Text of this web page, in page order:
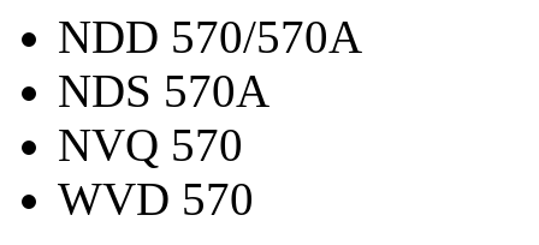
NDD 570/570A
NDS 570A
NVQ 570
WVD 570